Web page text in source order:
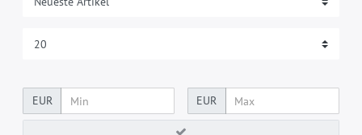
EUR EUR